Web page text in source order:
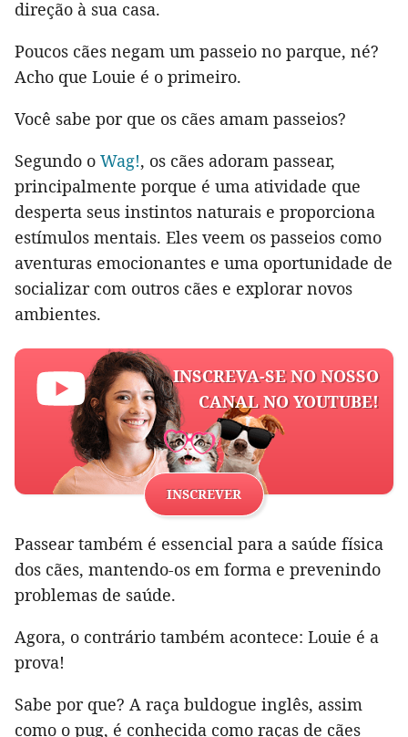
direção à sua casa.
Poucos cães negam um passeio no parque, né?
Acho que Louie é o primeiro.
Você sabe por que os cães amam passeios?
Segundo o Wag!, os cães adoram passear,
principalmente porque é uma atividade que
desperta seus instintos naturais e proporciona
estímulos mentais. Eles veem os passeios como
aventuras emocionantes e uma oportunidade de
socializar com outros cães e explorar novos
ambientes.
INSCREVA-SE NO NOSSO
CANAL NO YOUTUBE!
INSCREVER
Passear também é essencial para a saúde física
dos cães, mantendo-os em forma e prevenindo
problemas de saúde.
Agora, o contrário também acontece: Louie é a
prova!
Sabe por que? A raça buldogue inglês, assim
como o pug, é conhecida como raças de cães